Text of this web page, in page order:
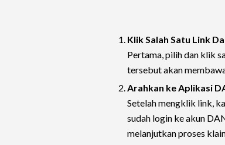
Klik Salah Satu Link
Pertama, pilih dan klik
tersebut akan
Arahkan ke Aplikasi
Setelah mengklik link,
sudah login ke akun
melanjutkan proses